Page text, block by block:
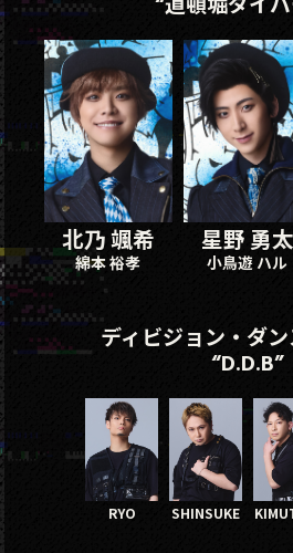
北乃 颯希
綿本 裕孝
星野 勇太
小鳥遊 ハル
ディビジョン・ダ
“D.D.B”
RYO SHINSUKE